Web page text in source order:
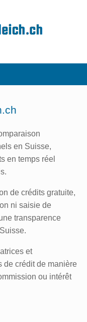
en Suisse,
en temps réel
de crédits gratuite,
ni saisie de
transparence
et
de crédit de manière
ou intérêt